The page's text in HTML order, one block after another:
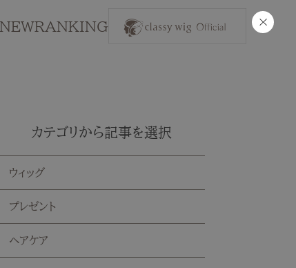
NEWRANKING
カテゴリから記事を選択
ウィッグ
プレゼント
ヘアケア
×